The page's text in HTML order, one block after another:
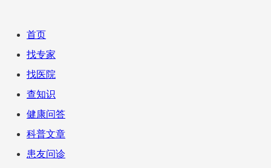
首页
找专家
找医院
查知识
健康问答
科普文章
患友问诊